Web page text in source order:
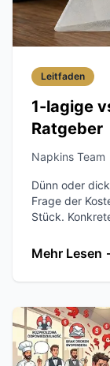
Leitfaden
1-lagige
Ratgeber
Napkins Team
Dünn oder
Frage der
Stück.
Mehr Lesen